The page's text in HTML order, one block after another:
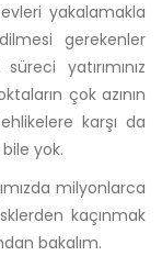
yakalamakla
gerekenler
yatırımınız
çok azının
karşı da
yok.
milyonlarca
kaçınmak
bakalım.